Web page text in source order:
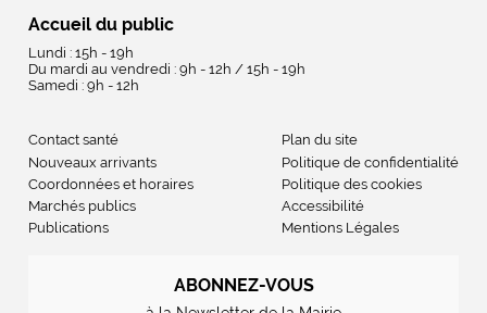
Accueil du public
Lundi : 15h - 19h
Du mardi au vendredi : 9h - 12h / 15h - 19h
Samedi : 9h - 12h
Contact santé
Nouveaux arrivants
Coordonnées et horaires
Marchés publics
Publications
Plan du site
Politique de confidentialité
Politique des cookies
Accessibilité
Mentions Légales
ABONNEZ-VOUS